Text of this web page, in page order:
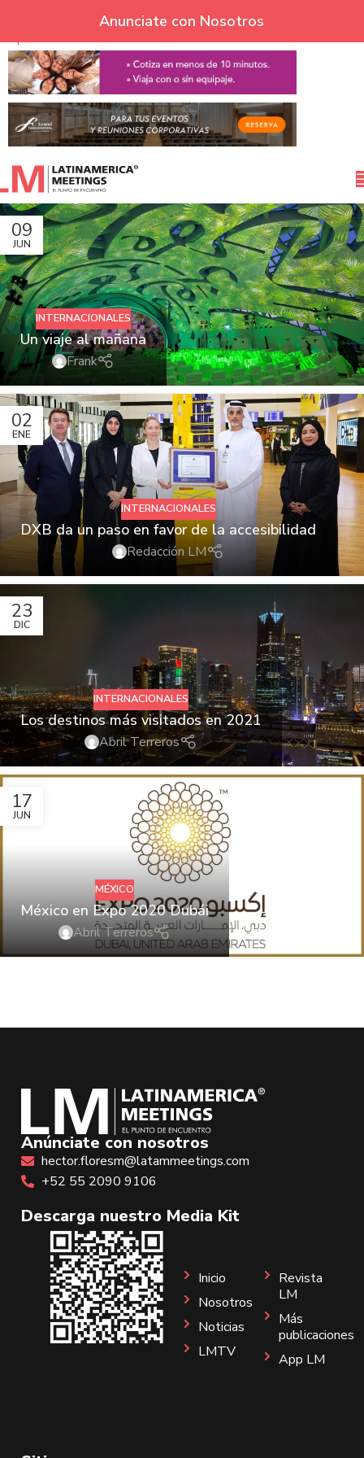
Skip to navigation
Skip to main content
Anunciate con Nosotros
09
JUN
INTERNACIONALES
Un viaje al mañana
Frank
02
ENE
INTERNACIONALES
DXB da un paso en favor de la accesibilidad
Redacción LM
23
DIC
INTERNACIONALES
Los destinos más visitados en 2021
Abril Terreros
17
JUN
MÉXICO
México en Expo 2020 Dubái
Abril Terreros
Anúnciate con nosotros
hector.floresm@latammeetings.com
+52 55 2090 9106
Descarga nuestro Media Kit
Inicio
Nosotros
Noticias
LMTV
Revista
LM
Más
publicaciones
App LM